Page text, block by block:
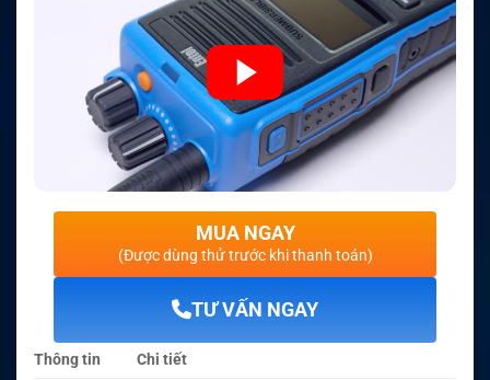
MUA NGAY
(Được dùng thử trước khi thanh toán)
TƯ VẤN NGAY
Thông tin
Chi tiết